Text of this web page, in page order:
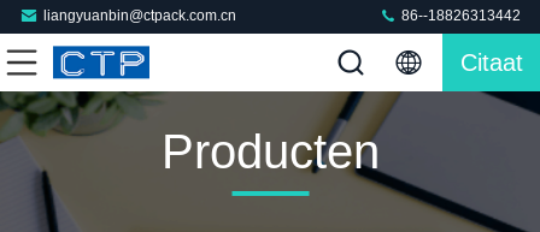
liangyuanbin@ctpack.com.cn 86--18826313442
Citaat
Producten